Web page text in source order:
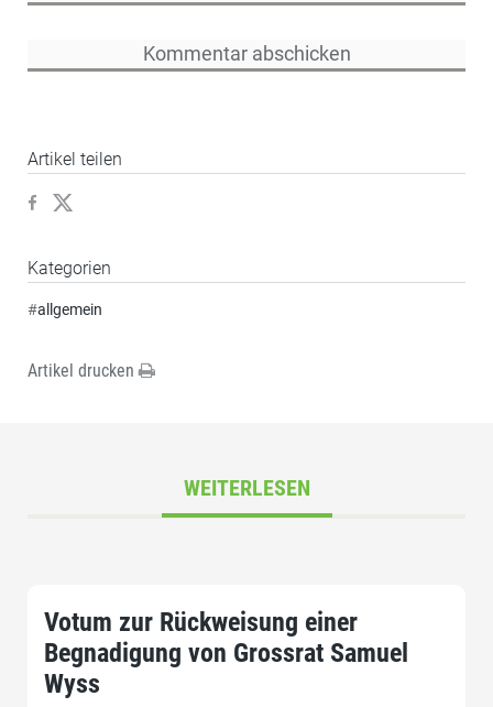
Artikel teilen
Kategorien
#allgemein
Artikel drucken
WEITERLESEN
Votum zur Rückweisung einer
Begnadigung von Grossrat Samuel
Wyss